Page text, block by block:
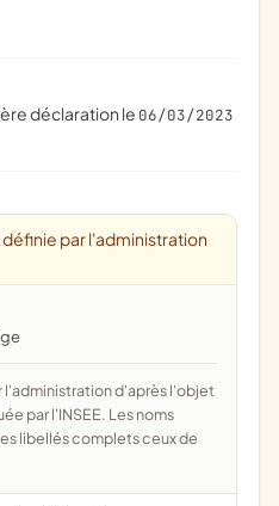
déclaration le 06/03/2023
par l'administration
par l'INSEE. Les noms
libellés complets ceux de